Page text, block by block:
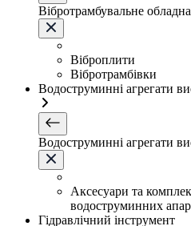
Вібротрамбувальне
Віброплити
Вібротрамбівки
Водоструминні агрегати
Водоструминні агрегати
Аксесуари та
водоструминних
Гідравлічний інструмент